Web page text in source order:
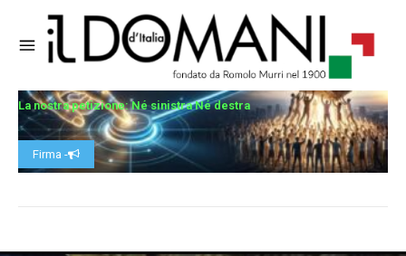
La nostra petizione: Né sinistra Né destra
Firma -